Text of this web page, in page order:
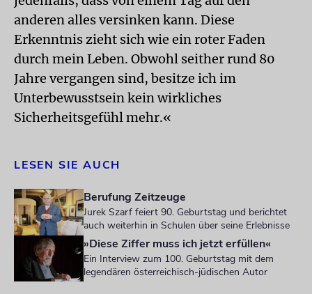
anderen alles versinken kann. Diese
Erkenntnis zieht sich wie ein roter Faden
durch mein Leben. Obwohl seither rund 80
Jahre vergangen sind, besitze ich im
Unterbewusstsein kein wirkliches
Sicherheitsgefühl mehr.«
LESEN SIE AUCH
Berufung Zeitzeuge
Jurek Szarf feiert 90. Geburtstag und berichtet
auch weiterhin in Schulen über seine Erlebnisse
»Diese Ziffer muss ich jetzt erfüllen«
Ein Interview zum 100. Geburtstag mit dem
legendären österreichisch-jüdischen Autor